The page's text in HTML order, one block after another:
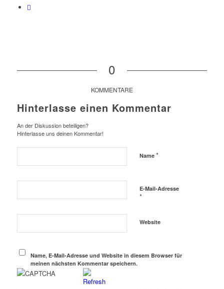
0
KOMMENTARE
Hinterlasse einen Kommentar
An der Diskussion beteiligen?
Hinterlasse uns deinen Kommentar!
Name *
E-Mail-Adresse
*
Website
Name, E-Mail-Adresse und Website in diesem Browser für
meinen nächsten Kommentar speichern.